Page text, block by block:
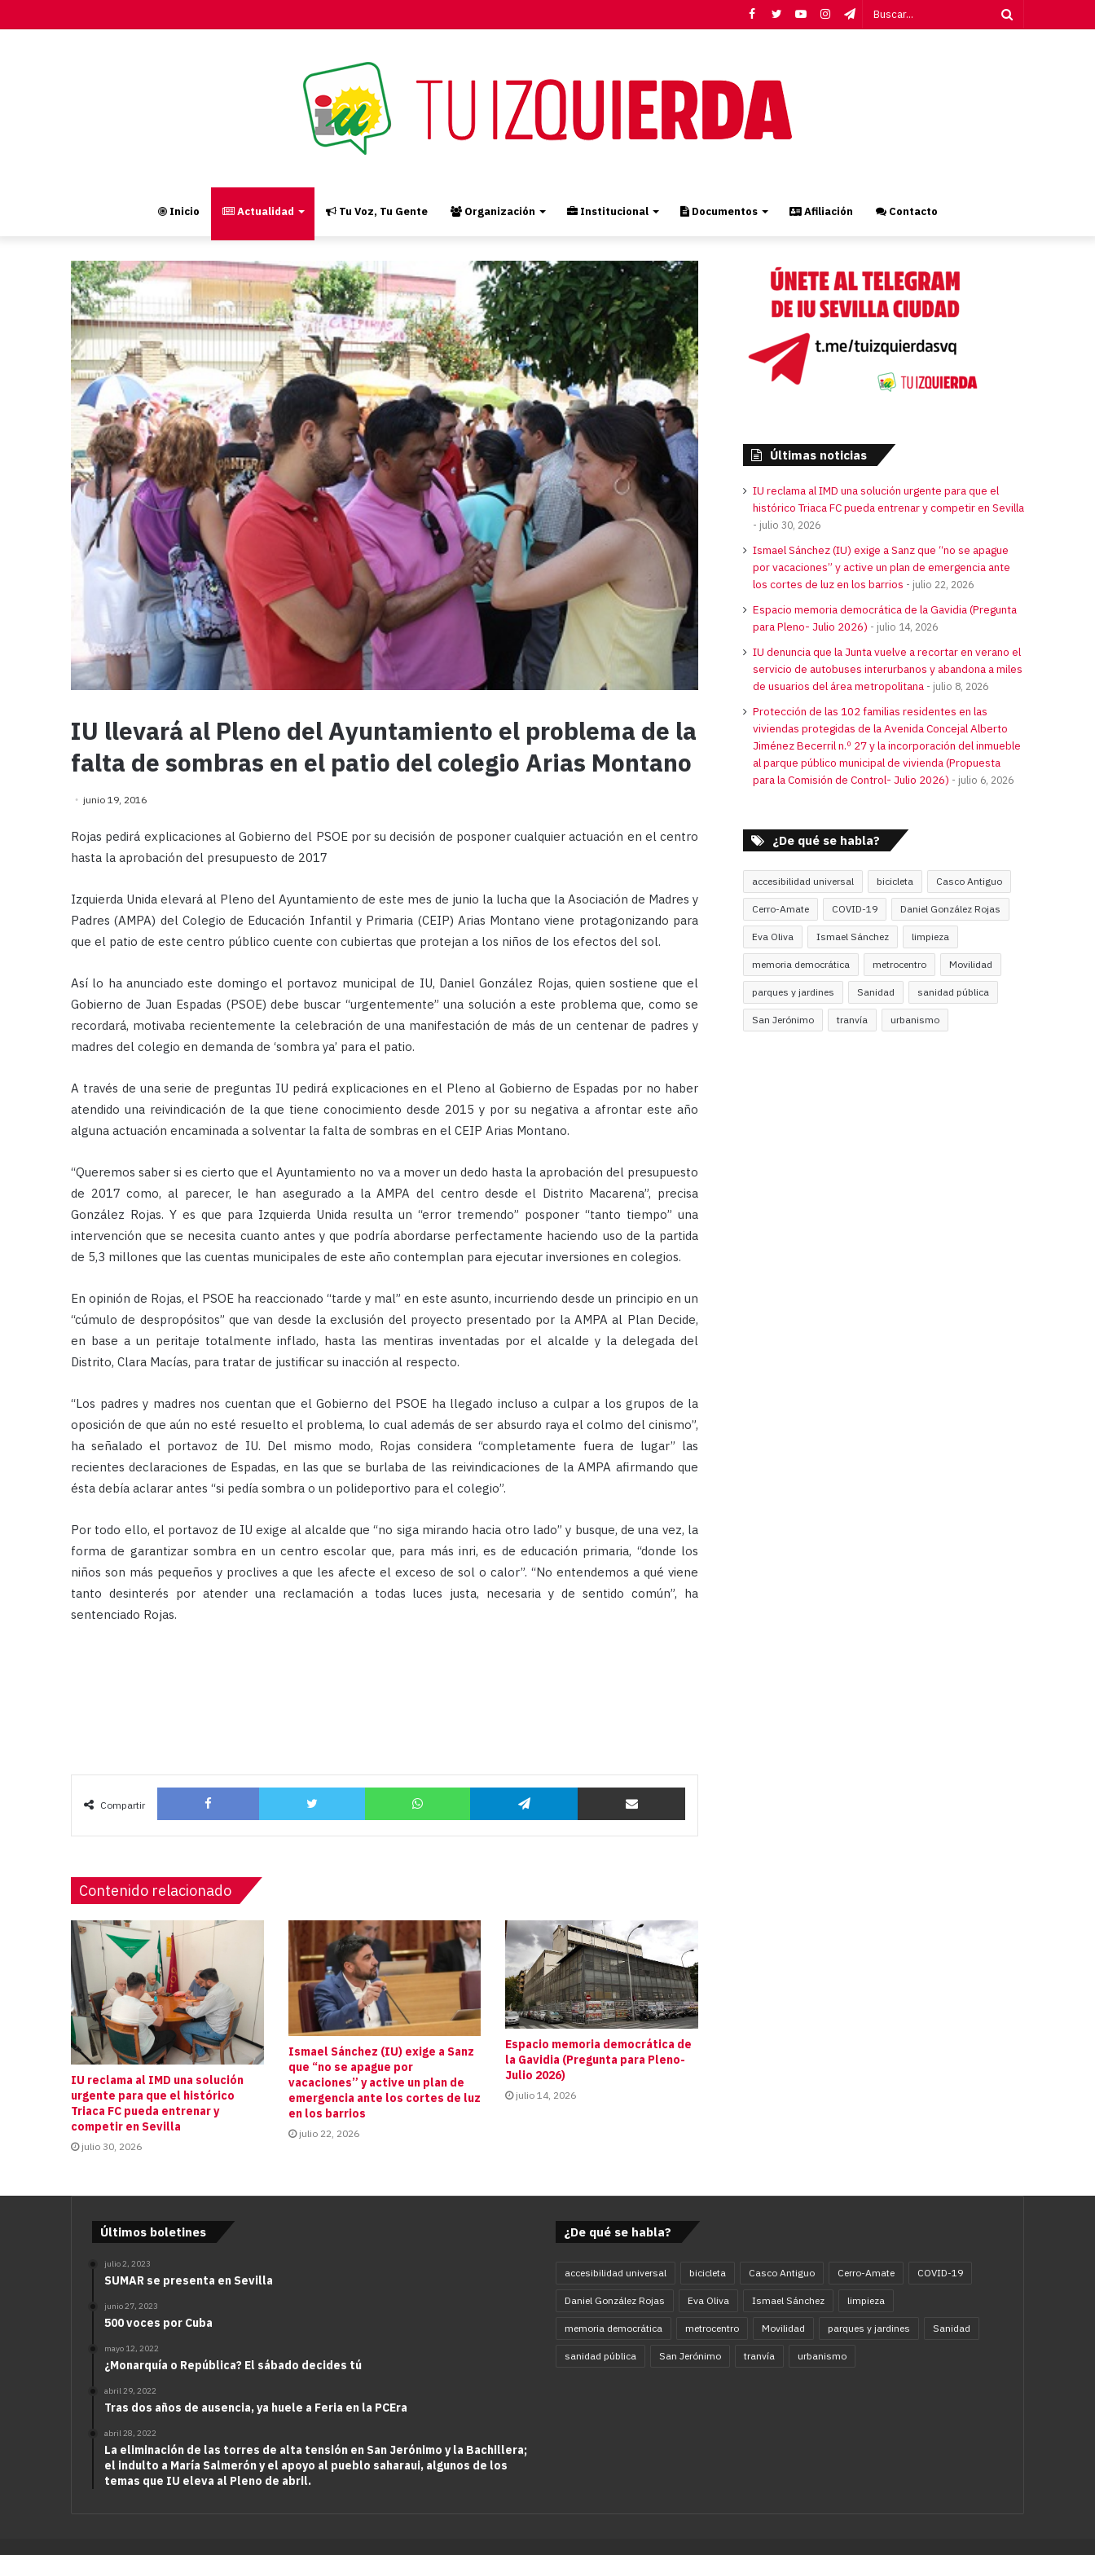
Telegram
Instagram
YouTube
Twitter
Facebook
Inicio Actualidad Tu Voz, Tu Gente Organización Institucional Documentos Afiliación Contacto
IU llevará al Pleno del Ayuntamiento el problema de la
falta de sombras en el patio del colegio Arias Montano
junio 19, 2016
Rojas pedirá explicaciones al Gobierno del PSOE por su decisión de posponer cualquier actuación en el centro
hasta la aprobación del presupuesto de 2017
Izquierda Unida elevará al Pleno del Ayuntamiento de este mes de junio la lucha que la Asociación de Madres y
Padres (AMPA) del Colegio de Educación Infantil y Primaria (CEIP) Arias Montano viene protagonizando para
que el patio de este centro público cuente con cubiertas que protejan a los niños de los efectos del sol.
Así lo ha anunciado este domingo el portavoz municipal de IU, Daniel González Rojas, quien sostiene que el
Gobierno de Juan Espadas (PSOE) debe buscar “urgentemente” una solución a este problema que, como se
recordará, motivaba recientemente la celebración de una manifestación de más de un centenar de padres y
madres del colegio en demanda de ‘sombra ya’ para el patio.
A través de una serie de preguntas IU pedirá explicaciones en el Pleno al Gobierno de Espadas por no haber
atendido una reivindicación de la que tiene conocimiento desde 2015 y por su negativa a afrontar este año
alguna actuación encaminada a solventar la falta de sombras en el CEIP Arias Montano.
“Queremos saber si es cierto que el Ayuntamiento no va a mover un dedo hasta la aprobación del presupuesto
de 2017 como, al parecer, le han asegurado a la AMPA del centro desde el Distrito Macarena”, precisa
González Rojas. Y es que para Izquierda Unida resulta un “error tremendo” posponer “tanto tiempo” una
intervención que se necesita cuanto antes y que podría abordarse perfectamente haciendo uso de la partida
de 5,3 millones que las cuentas municipales de este año contemplan para ejecutar inversiones en colegios.
En opinión de Rojas, el PSOE ha reaccionado “tarde y mal” en este asunto, incurriendo desde un principio en un
“cúmulo de despropósitos” que van desde la exclusión del proyecto presentado por la AMPA al Plan Decide,
en base a un peritaje totalmente inflado, hasta las mentiras inventadas por el alcalde y la delegada del
Distrito, Clara Macías, para tratar de justificar su inacción al respecto.
“Los padres y madres nos cuentan que el Gobierno del PSOE ha llegado incluso a culpar a los grupos de la
oposición de que aún no esté resuelto el problema, lo cual además de ser absurdo raya el colmo del cinismo”,
ha señalado el portavoz de IU. Del mismo modo, Rojas considera “completamente fuera de lugar” las
recientes declaraciones de Espadas, en las que se burlaba de las reivindicaciones de la AMPA afirmando que
ésta debía aclarar antes “si pedía sombra o un polideportivo para el colegio”.
Por todo ello, el portavoz de IU exige al alcalde que “no siga mirando hacia otro lado” y busque, de una vez, la
forma de garantizar sombra en un centro escolar que, para más inri, es de educación primaria, “donde los
niños son más pequeños y proclives a que les afecte el exceso de sol o calor”. “No entendemos a qué viene
tanto desinterés por atender una reclamación a todas luces justa, necesaria y de sentido común”, ha
sentenciado Rojas.
Compartir
Facebook Twitter WhatsApp Telegram Compartir por correo
Contenido relacionado
IU reclama al IMD una solución
urgente para que el histórico
Triaca FC pueda entrenar y
competir en Sevilla
julio 30, 2026
Ismael Sánchez (IU) exige a Sanz
que “no se apague por
vacaciones” y active un plan de
emergencia ante los cortes de luz
en los barrios
julio 22, 2026
Espacio memoria democrática de
la Gavidia (Pregunta para Pleno-
Julio 2026)
julio 14, 2026
Últimas noticias
IU reclama al IMD una solución urgente para que el
histórico Triaca FC pueda entrenar y competir en Sevilla
julio 30, 2026
Ismael Sánchez (IU) exige a Sanz que “no se apague
por vacaciones” y active un plan de emergencia ante
los cortes de luz en los barrios
julio 22, 2026
Espacio memoria democrática de la Gavidia (Pregunta
para Pleno- Julio 2026)
julio 14, 2026
IU denuncia que la Junta vuelve a recortar en verano el
servicio de autobuses interurbanos y abandona a miles
de usuarios del área metropolitana
julio 8, 2026
Protección de las 102 familias residentes en las
viviendas protegidas de la Avenida Concejal Alberto
Jiménez Becerril n.º 27 y la incorporación del inmueble
al parque público municipal de vivienda (Propuesta
para la Comisión de Control- Julio 2026)
julio 6, 2026
¿De qué se habla?
accesibilidad universal bicicleta Casco Antiguo
Cerro-Amate COVID-19 Daniel González Rojas
Eva Oliva Ismael Sánchez limpieza
memoria democrática metrocentro Movilidad
parques y jardines Sanidad sanidad pública
San Jerónimo tranvía urbanismo
Últimos boletines
julio 2, 2023
SUMAR se presenta en Sevilla
junio 27, 2023
500 voces por Cuba
mayo 12, 2022
¿Monarquía o República? El sábado decides tú
abril 29, 2022
Tras dos años de ausencia, ya huele a Feria en la PCEra
abril 28, 2022
La eliminación de las torres de alta tensión en San Jerónimo y la Bachillera;
el indulto a María Salmerón y el apoyo al pueblo saharaui, algunos de los
temas que IU eleva al Pleno de abril.
¿De qué se habla?
accesibilidad universal bicicleta Casco Antiguo Cerro-Amate COVID-19
Daniel González Rojas Eva Oliva Ismael Sánchez limpieza
memoria democrática metrocentro Movilidad parques y jardines Sanidad
sanidad pública San Jerónimo tranvía urbanismo